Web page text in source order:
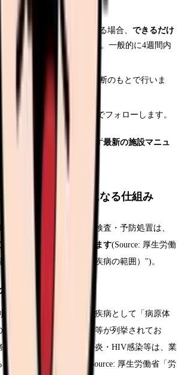
たは高リスクと判断される場合、 できるだけ
予防内服）を開始
します。一般的に4週間内
門医・感染管理担当の判断のもとで行いま
24週など、複数回の検査でフォローします。
は更新があるため、必ず最新の施設マニュ
指示に従って
ください。
労災保険の対象になる仕組み
露による感染や、その検査・予防処置は、
災保険の対象になり得ます(Source: 厚生労働
別表第一の二（業務上疾病の範囲）")。
位置づけ
第一の二には、業務上疾病として「病原体
の体液による感染症」等が列挙されてお
に起因するウイルス性肝炎・HIV感染等は、業
る枠組みがあります(Source: 厚生労働省「労